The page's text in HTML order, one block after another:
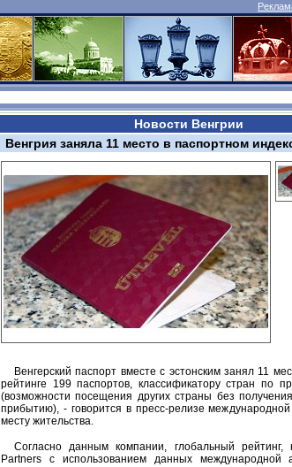
Новости Венгрии
Венгрия заняла 11 место в паспортном
Венгерский паспорт вместе с эстонским занял 11
рейтинге 199 паспортов, классификатору стран по
(возможности посещения других страны без
прибытию), - говорится в пресс-релизе
месту жительства.
Согласно данным компании, глобальный
Partners с использованием данных международной